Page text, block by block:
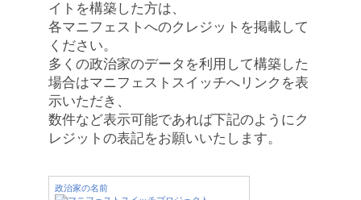
イトを構築した方は、
各マニフェストへのクレジットを掲載して
ください。
多くの政治家のデータを利用して構築した
場合はマニフェストスイッチへリンクを表
示いただき、
数件など表示可能であれば下記のようにク
レジットの表記をお願いいたします。
政治家の名前